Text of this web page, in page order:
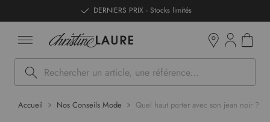
DERNIERS PRIX - Stocks limités
Rechercher
Accueil Nos Conseils Mode Quel haut porter avec son jean noir ?